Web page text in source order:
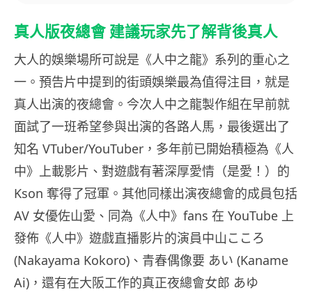
真人版夜總會 建議玩家先了解背後真人
大人的娛樂場所可說是《人中之龍》系列的重心之
一。預告片中提到的街頭娛樂最為值得注目，就是
真人出演的夜總會。今次人中之龍製作組在早前就
面試了一班希望參與出演的各路人馬，最後選出了
知名 VTuber/YouTuber，多年前已開始積極為《人
中》上載影片、對遊戲有著深厚愛情（是愛！）的
Kson 奪得了冠軍。其他同樣出演夜總會的成員包括
AV 女優佐山愛、同為《人中》fans 在 YouTube 上
發佈《人中》遊戲直播影片的演員中山こころ
(Nakayama Kokoro)、青春偶像要 あい (Kaname
Ai)，還有在大阪工作的真正夜總會女郎 あゆ